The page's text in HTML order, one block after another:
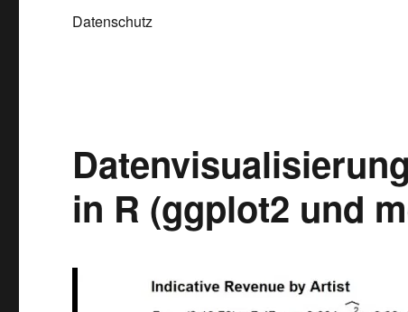
Datenschutz
in R (ggplot2 und